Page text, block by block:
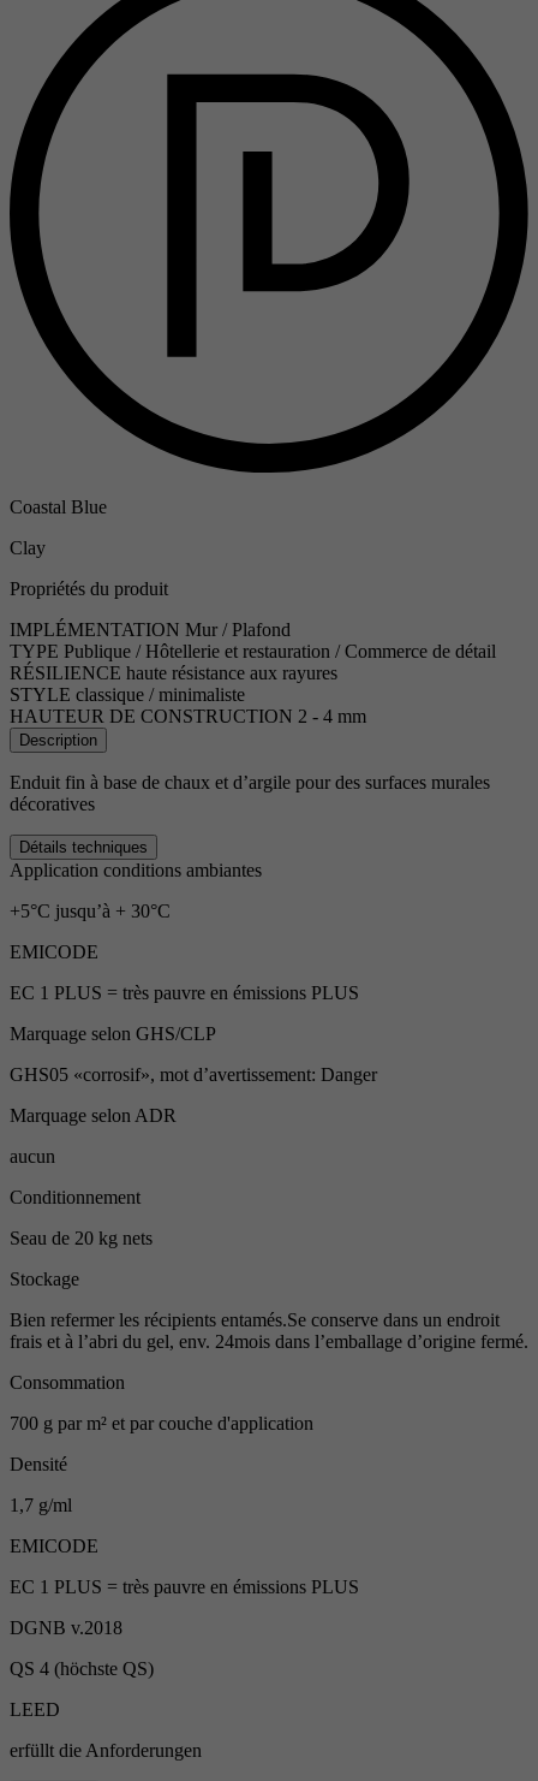
Coastal Blue
Clay
Propriétés du produit
IMPLÉMENTATION Mur / Plafond
TYPE Publique / Hôtellerie et restauration / Commerce de détail
RÉSILIENCE haute résistance aux rayures
STYLE classique / minimaliste
HAUTEUR DE CONSTRUCTION 2 - 4 mm
Description
Enduit fin à base de chaux et d’argile pour des surfaces murales
décoratives
Détails techniques
Application conditions ambiantes
+5°C jusqu’à + 30°C
EMICODE
EC 1 PLUS = très pauvre en émissions PLUS
Marquage selon GHS/CLP
GHS05 «corrosif», mot d’avertissement: Danger
Marquage selon ADR
aucun
Conditionnement
Seau de 20 kg nets
Stockage
Bien refermer les récipients entamés.Se conserve dans un endroit
frais et à l’abri du gel, env. 24mois dans l’emballage d’origine fermé.
Consommation
700 g par m² et par couche d'application
Densité
1,7 g/ml
EMICODE
EC 1 PLUS = très pauvre en émissions PLUS
DGNB v.2018
QS 4 (höchste QS)
LEED
erfüllt die Anforderungen